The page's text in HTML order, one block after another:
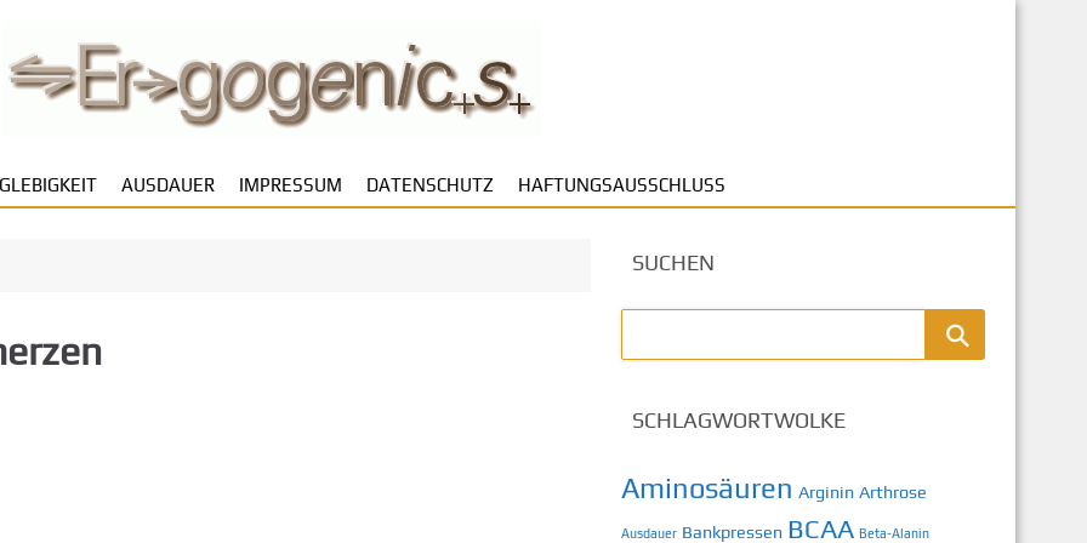
AUSDAUER IMPRESSUM DATENSCHUTZ HAFTUNGSAUSSCHLUSS
SUCHEN
SCHLAGWORTWOLKE
Aminosäuren Arginin Arthrose
Ausdauer Bankpressen BCAA Beta-Alanin